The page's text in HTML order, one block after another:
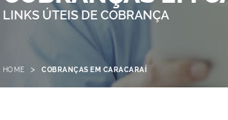
LINKS ÚTEIS DE COBRANÇA
HOME > COBRANÇAS EM CARACARAÍ